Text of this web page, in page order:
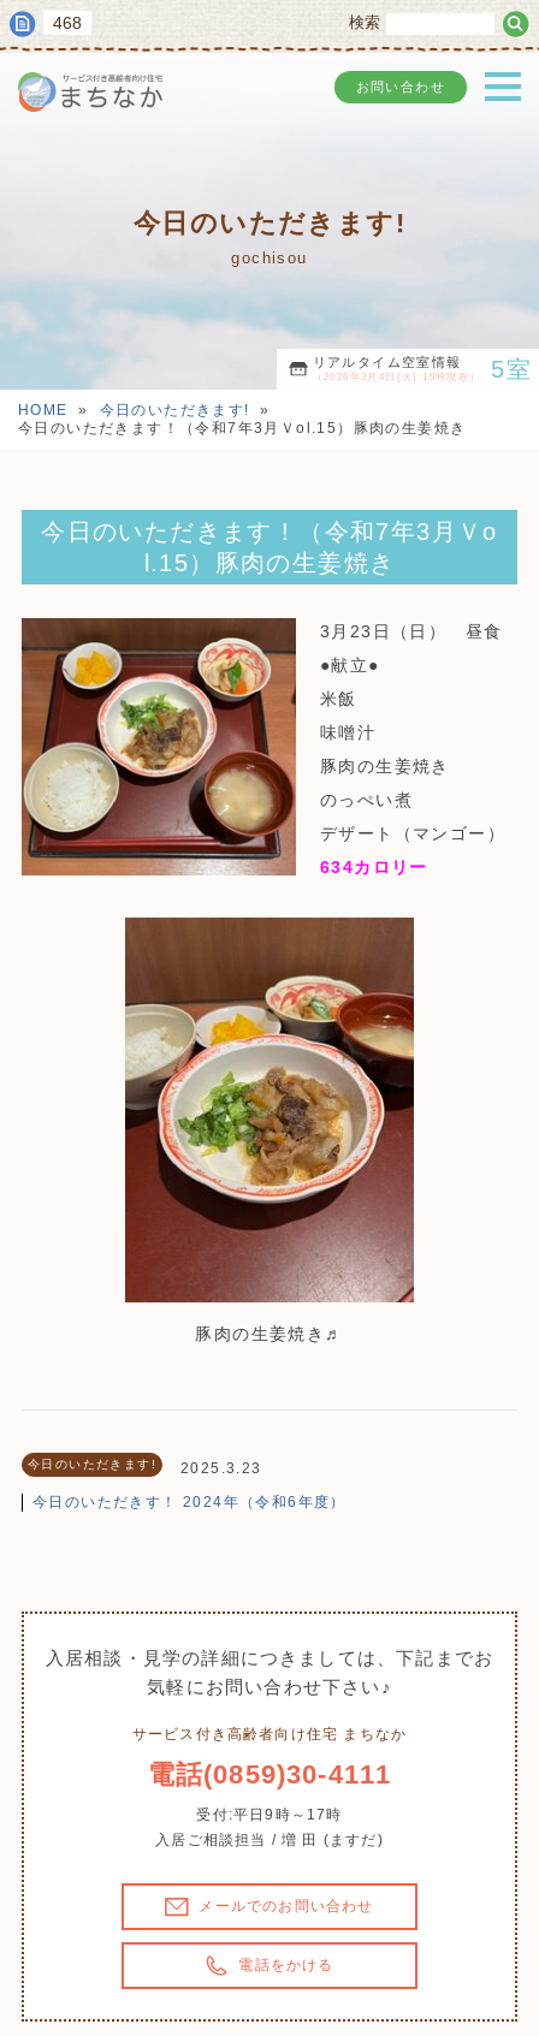
検索
468
お問い合わせ
リアルタイム空室情報
（2026年3月4日(火) 15時現在） 5室
今日のいただきます!
gochisou
HOME » 今日のいただきます!
»
今日のいただきます！（令和7年3月Ｖol.15）豚肉の生姜焼き
今日のいただきます！（令和7年3月Ｖo
l.15）豚肉の生姜焼き
3月23日（日） 昼食
●献立●
米飯
味噌汁
豚肉の生姜焼き
のっぺい煮
デザート（マンゴー）
634カロリー
豚肉の生姜焼き♬
今日のいただきます!
2025.3.23
今日のいただきす！ 2024年（令和6年度）
入居相談・見学の詳細につきましては、下記までお
気軽にお問い合わせ下さい♪
サービス付き高齢者向け住宅 まちなか
電話(0859)30-4111
受付:平日9時～17時
入居ご相談担当 / 増 田 (ますだ)
メールでのお問い合わせ
電話をかける